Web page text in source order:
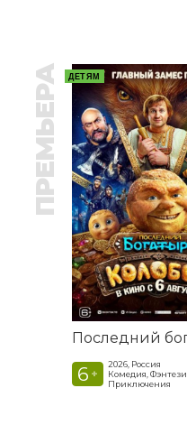
ПРЕМЬЕРА ДЕТЯМ
6 +
2026, Россия
Комедия, Фэнтези,
Приключения